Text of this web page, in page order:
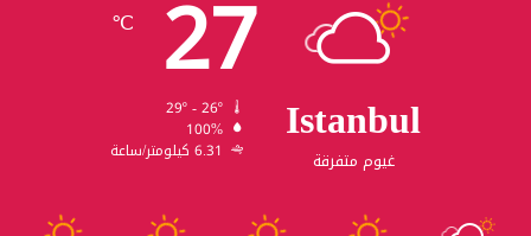
Istanbul
غيوم متفرقة
27
℃
100%
6.31 كيلومتر/ساعة